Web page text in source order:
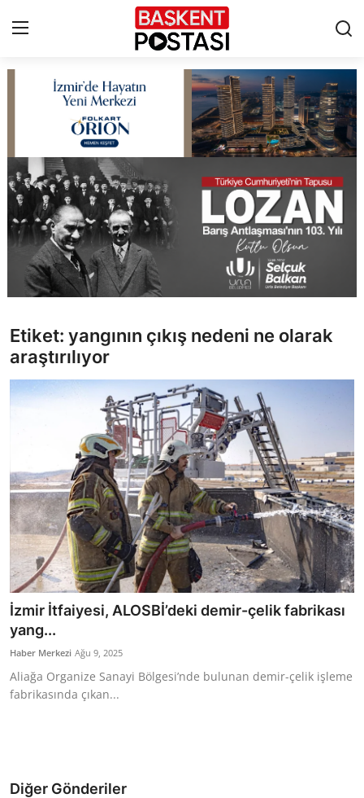
Çerez Politikası
Künye
Ankara
TBMM
Cumhurbaşkanlığı
Bakanlıklar
Mülki İdare
Toplum ve Yaşam
Sivil Toplum Kuruluşları
Kamu Kurumları ve Üst Kurullar
Resmi Reklamlar
Etiket: yangının çıkış nedeni ne olarak
araştırılıyor
İzmir İtfaiyesi, ALOSBİ’deki demir-çelik fabrikası
yang...
Haber Merkezi Ağu 9, 2025
Aliağa Organize Sanayi Bölgesi’nde bulunan demir-çelik işleme
fabrikasında çıkan...
Diğer Gönderiler